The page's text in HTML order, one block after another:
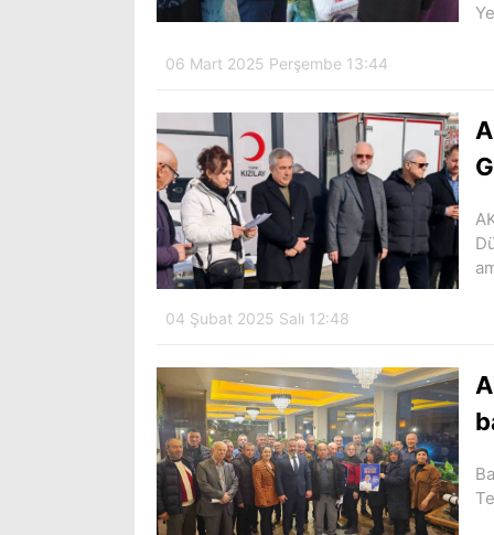
06 Mart 2025 Perşembe 13:44
04 Şubat 2025 Salı 12:48